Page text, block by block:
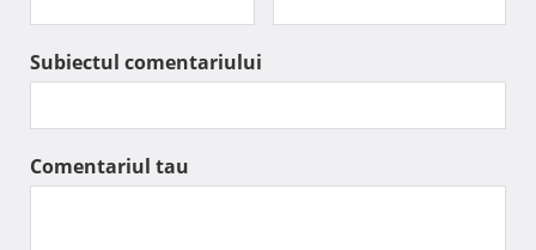
Subiectul comentariului
Comentariul tau